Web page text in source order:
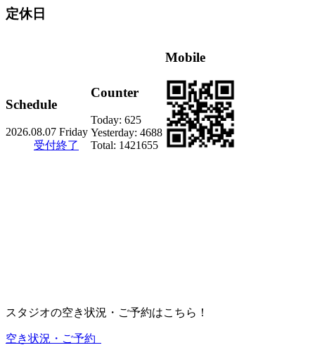
定休日
Schedule
2026.08.07 Friday
受付終了
Counter
Today: 625
Yesterday: 4688
Total: 1421655
Mobile
スタジオの空き状況・ご予約はこちら！
空き状況・ご予約